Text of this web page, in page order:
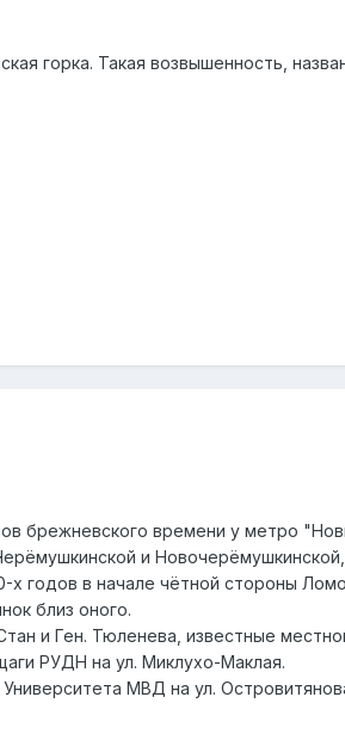
горка. Такая возвышенность,
брежневского времени у метро
и
годов в начале чётной стороны
близ оного.
и Ген. Тюленева, известные
РУДН на ул. Миклухо-Маклая.
МВД на ул.